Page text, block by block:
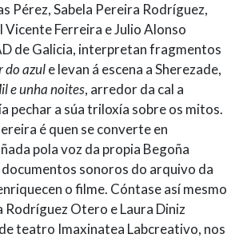
Pérez, Sabela Pereira Rodríguez,
Vicente Ferreira e Julio Alonso
de Galicia, interpretan fragmentos
do azule levan á escena a Sherezade,
e unha noites, arredor da cal a
pechar a súa triloxía sobre os mitos.
é quen se converte en
pola voz da propia Begoña
documentos sonoros do arquivo da
o filme. Cóntase así mesmo
Rodríguez Otero e Laura Diniz
teatro Imaxinatea Labcreativo, nos